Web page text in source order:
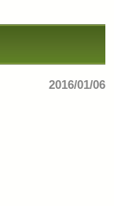
2016/01/06